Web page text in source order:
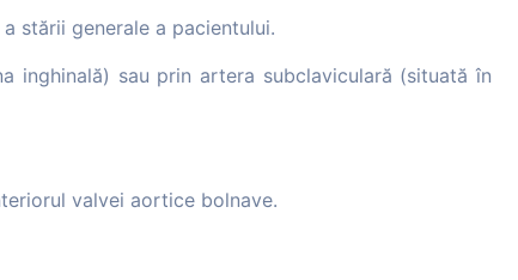
stării generale a pacientului.
inghinală) sau prin artera subclaviculară (situată în
valvei aortice bolnave.